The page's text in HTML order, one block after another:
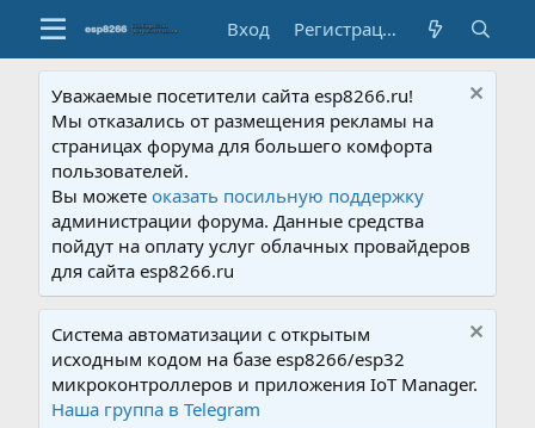
Вход Регистрация
Уважаемые посетители сайта esp8266.ru!
Мы отказались от размещения рекламы на
страницах форума для большего комфорта
пользователей.
Вы можетеоказать посильную поддержку
администрации форума. Данные средства
пойдут на оплату услуг облачных провайдеров
для сайта esp8266.ru
Система автоматизации с открытым
исходным кодом на базе esp8266/esp32
микроконтроллеров и приложения IoT Manager.
Наша группа в Telegram